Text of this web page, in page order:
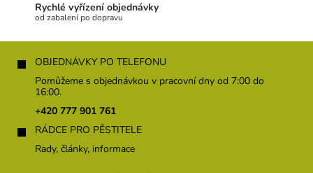
p
v
y
v
ý
Rychlé vyřízení objednávky
od zabalení po dopravu
OBJEDNÁVKY PO TELEFONU
Pomůžeme s objednávkou v pracovní dny od 7:00 do
16:00.
+420 777 901 761
RÁDCE PRO PĚSTITELE
Rady, články, informace